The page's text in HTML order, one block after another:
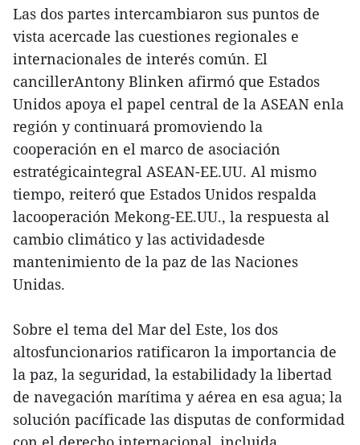
Las dos partes intercambiaron sus puntos de
vista acercade las cuestiones regionales e
internacionales de interés común. El
cancillerAntony Blinken afirmó que Estados
Unidos apoya el papel central de la ASEAN enla
región y continuará promoviendo la
cooperación en el marco de asociación
estratégicaintegral ASEAN-EE.UU. Al mismo
tiempo, reiteró que Estados Unidos respalda
lacooperación Mekong-EE.UU., la respuesta al
cambio climático y las actividadesde
mantenimiento de la paz de las Naciones
Unidas.
Sobre el tema del Mar del Este, los dos
altosfuncionarios ratificaron la importancia de
la paz, la seguridad, la estabilidady la libertad
de navegación marítima y aérea en esa agua; la
solución pacíficade las disputas de conformidad